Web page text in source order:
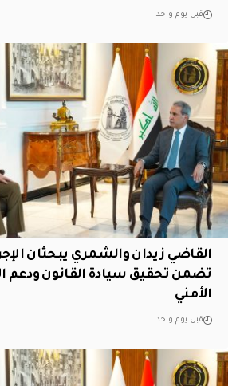
قبل يوم واحد
القاضي زيدان والشمري يبحثان
تضمن تحقيق سيادة القانون ودعم
الأمني
قبل يوم واحد